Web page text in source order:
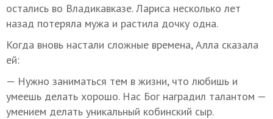
остались во Владикавказе. Лариса несколько лет
назад потеряла мужа и растила дочку одна.
Когда вновь настали сложные времена, Алла сказала
ей:
— Нужно заниматься тем в жизни, что любишь и
умеешь делать хорошо. Нас Бог наградил талантом —
умением делать уникальный кобинский сыр.